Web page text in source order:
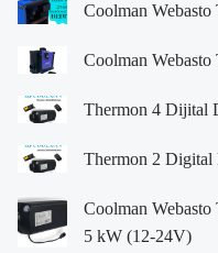
Coolman Webasto
Coolman Webasto
Thermon 4 Dijital
Thermon 2 Digital
Coolman Webasto
5 kW (12-24V)